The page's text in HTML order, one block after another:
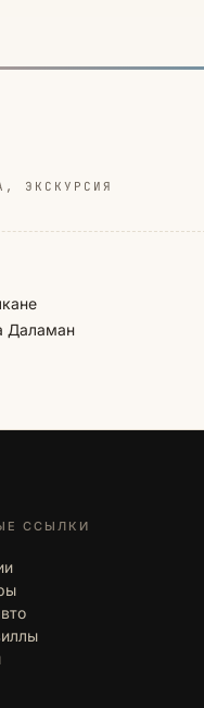
ЭКСКУРСИЯ
Даламан
ССЫЛКИ